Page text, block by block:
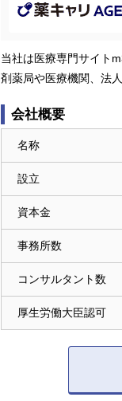
当社は医療専門サイト
剤薬局や医療機関、法
会社概要
名称
設立
資本金
事務所数
コンサルタント数
厚生労働大臣認可